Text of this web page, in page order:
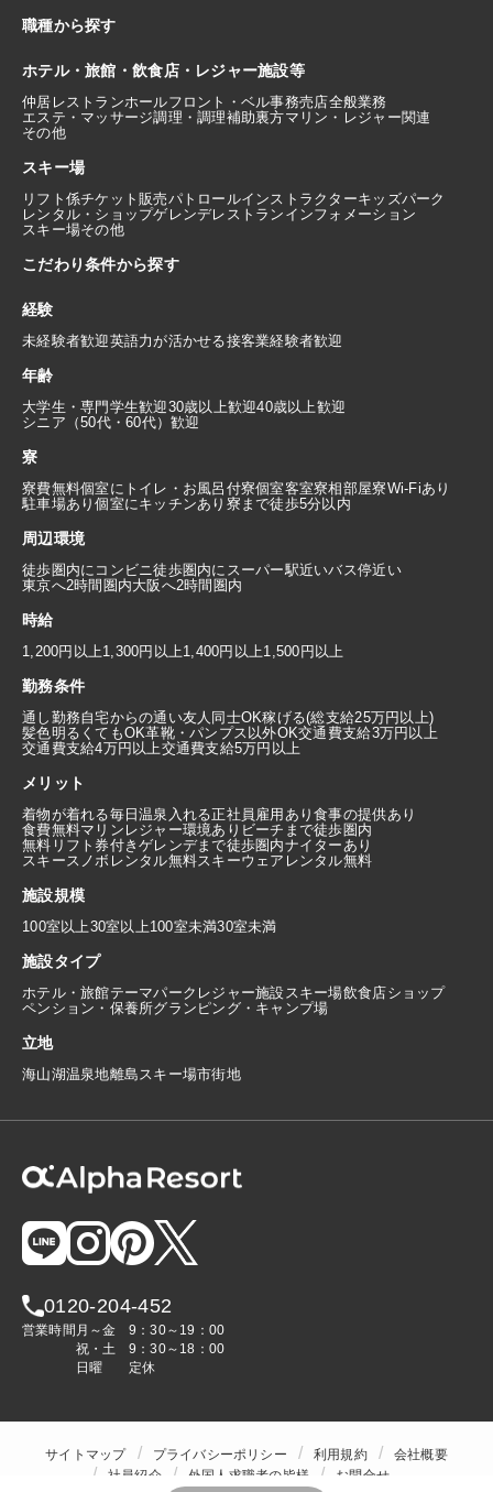
職種から探す
ホテル・旅館・飲食店・レジャー施設等
仲居 レストランホールフロント・ベル事務売店全般業務
エステ・マッサージ調理・調理補助裏方マリン・レジャー関連
その他
スキー場
リフト係チケット販売パトロールインストラクターキッズパーク
レンタル・ショップゲレンデレストラン インフォメーション
スキー場その他
こだわり条件から探す
経験
未経験者歓迎英語力が活かせる接客業経験者歓迎
年齢
大学生・専門学生歓迎30歳以上歓迎40歳以上歓迎
シニア（50代・60代）歓迎
寮
寮費無料個室にトイレ・お風呂付寮個室客室寮相部屋寮Wi-Fiあり
駐車場あり個室にキッチンあり 寮まで徒歩5分以内
周辺環境
徒歩圏内にコンビニ徒歩圏内にスーパー駅近いバス停近い
東京へ2時間圏内大阪へ2時間圏内
時給
1,200円以上1,300円以上1,400円以上1,500円以上
勤務条件
通し勤務自宅からの通い友人同士OK稼げる(総支給25万円以上)
髪色明るくてもOK革靴・パンプス以外OK交通費支給3万円以上
交通費支給4万円以上交通費支給5万円以上
メリット
着物が着れる毎日温泉入れる正社員雇用あり食事の提供あり
食費無料マリンレジャー環境あり ビーチまで徒歩圏内
無料リフト券付きゲレンデまで徒歩圏内ナイターあり
スキースノボレンタル無料スキーウェアレンタル無料
施設規模
100室以上30室以上100室未満30室未満
施設タイプ
ホテル・旅館テーマパーク レジャー施設 スキー場飲食店ショップ
ペンション・保養所グランピング・キャンプ場
立地
海山湖温泉地離島 スキー場市街地
0120-204-452
営業時間 月～金
9：30～19：00
祝・土
9：30～18：00
日曜
定休
サイトマップ プライバシーポリシー 利用規約
会社概要
社員紹介
外国人求職者の皆様
お問合せ